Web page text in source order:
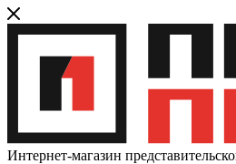
Интернет-магазин